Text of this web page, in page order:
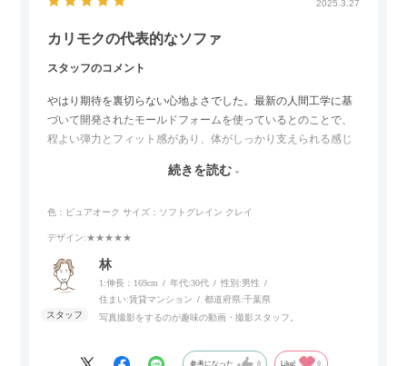
2025.3.27
カリモクの代表的なソファ
スタッフのコメント
やはり期待を裏切らない心地よさでした。最新の人間工学に基
づいて開発されたモールドフォームを使っているとのことで、
程よい弾力とフィット感があり、体がしっかり支えられる感じ
リラックスタイムによさそうでした。回転タイプなので、個人
す。
続きを読む
色：ピュアオーク サイズ：ソフトグレイン クレイ
デザイン:★★★★★
林
1:伸長：169cm 年代:30代 性別:男性
住まい:賃貸マンション 都道府県:千葉県
写真撮影をするのが趣味の動画・撮影スタッフ。
参考になった 0 Like! 0